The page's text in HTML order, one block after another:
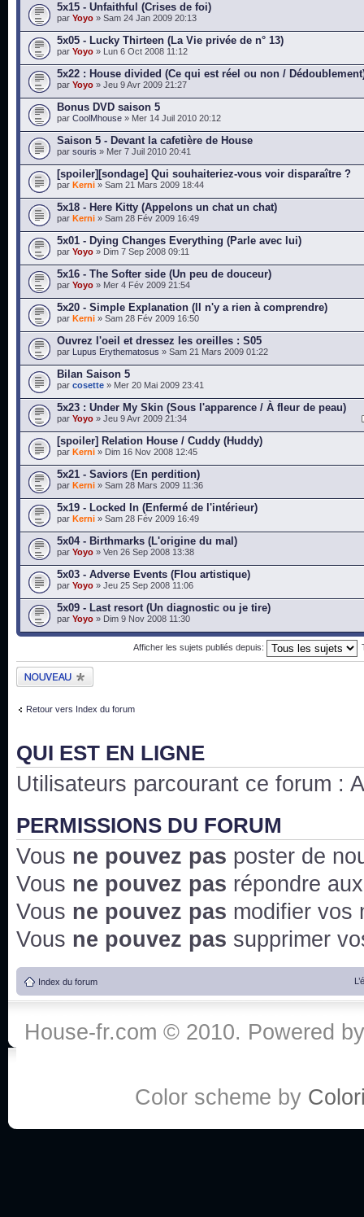
5x15 - Unfaithful (Crises de foi)
par Yoyo » Sam 24 Jan 2009 20:13
5x05 - Lucky Thirteen (La Vie privée de n° 13)
par Yoyo » Lun 6 Oct 2008 11:12
5x22 : House divided (Ce qui est réel ou non /
par Yoyo » Jeu 9 Avr 2009 21:27
Bonus DVD saison 5
par CoolMhouse » Mer 14 Juil 2010 20:12
Saison 5 - Devant la cafetière de House
par souris » Mer 7 Juil 2010 20:41
[spoiler][sondage] Qui souhaiteriez-vous voir disparaître ?
par Kerni » Sam 21 Mars 2009 18:44
5x18 - Here Kitty (Appelons un chat un chat)
par Kerni » Sam 28 Fév 2009 16:49
5x01 - Dying Changes Everything (Parle avec lui)
par Yoyo » Dim 7 Sep 2008 09:11
5x16 - The Softer side (Un peu de douceur)
par Yoyo » Mer 4 Fév 2009 21:54
5x20 - Simple Explanation (Il n'y a rien à comprendre)
par Kerni » Sam 28 Fév 2009 16:50
Ouvrez l'oeil et dressez les oreilles : S05
par Lupus Erythematosus » Sam 21 Mars 2009 01:22
Bilan Saison 5
par cosette » Mer 20 Mai 2009 23:41
5x23 : Under My Skin (Sous l'apparence / À fleur de peau)
par Yoyo » Jeu 9 Avr 2009 21:34
[spoiler] Relation House / Cuddy (Huddy)
par Kerni » Dim 16 Nov 2008 12:45
5x21 - Saviors (En perdition)
par Kerni » Sam 28 Mars 2009 11:36
5x19 - Locked In (Enfermé de l'intérieur)
par Kerni » Sam 28 Fév 2009 16:49
5x04 - Birthmarks (L'origine du mal)
par Yoyo » Ven 26 Sep 2008 13:38
5x03 - Adverse Events (Flou artistique)
par Yoyo » Jeu 25 Sep 2008 11:06
5x09 - Last resort (Un diagnostic ou je tire)
par Yoyo » Dim 9 Nov 2008 11:30
Afficher les sujets publiés depuis:
Publier un nouveau
sujet
Retour vers Index du forum
QUI EST EN LIGNE
Utilisateurs parcourant ce forum :
PERMISSIONS DU FORUM
Vous ne pouvez pas poster de
Vous ne pouvez pas répondre
Vous ne pouvez pas modifier vos
Vous ne pouvez pas supprimer
Index du forum
House-fr.com © 2010. Powered
Color scheme by